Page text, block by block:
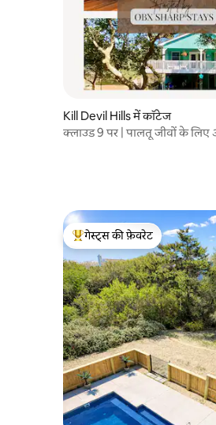
Kill Devil Hills में कॉटेज
क्लाउड 9 पर | पालतू जीवों के
गेस्ट्स का टॉप फ़ेवरेट
गेस्ट्स की फ़ेवरेट